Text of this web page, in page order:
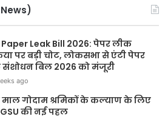
Leak Bill 2026: पेपर लीक
पर बड़ी चोट, लोकसभा से एंटी पेपर
बिल 2026 को मंजूरी
ago
गोदाम श्रमिकों के कल्याण के लिए
की नई पहल